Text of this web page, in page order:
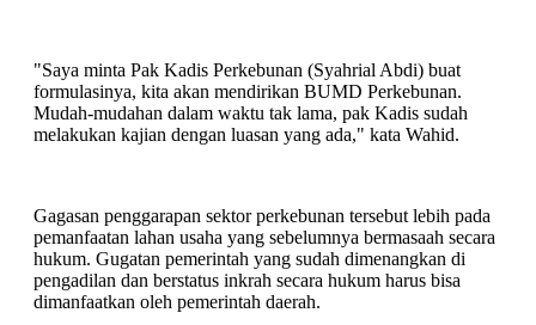
"Saya minta Pak Kadis Perkebunan (Syahrial Abdi) buat
formulasinya, kita akan mendirikan BUMD Perkebunan.
Mudah-mudahan dalam waktu tak lama, pak Kadis sudah
melakukan kajian dengan luasan yang ada," kata Wahid.
Gagasan penggarapan sektor perkebunan tersebut lebih pada
pemanfaatan lahan usaha yang sebelumnya bermasaah secara
hukum. Gugatan pemerintah yang sudah dimenangkan di
pengadilan dan berstatus inkrah secara hukum harus bisa
dimanfaatkan oleh pemerintah daerah.